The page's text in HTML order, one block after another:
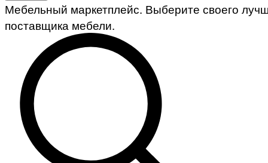
Мебельный маркетплейс. Выберите своего
поставщика мебели.